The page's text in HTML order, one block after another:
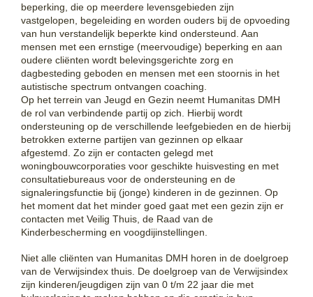
beperking, die op meerdere levensgebieden zijn
vastgelopen, begeleiding en worden ouders bij de opvoeding
van hun verstandelijk beperkte kind ondersteund. Aan
mensen met een ernstige (meervoudige) beperking en aan
oudere cliënten wordt belevingsgerichte zorg en
dagbesteding geboden en mensen met een stoornis in het
autistische spectrum ontvangen coaching.
Op het terrein van Jeugd en Gezin neemt Humanitas DMH
de rol van verbindende partij op zich. Hierbij wordt
ondersteuning op de verschillende leefgebieden en de hierbij
betrokken externe partijen van gezinnen op elkaar
afgestemd. Zo zijn er contacten gelegd met
woningbouwcorporaties voor geschikte huisvesting en met
consultatiebureaus voor de ondersteuning en de
signaleringsfunctie bij (jonge) kinderen in de gezinnen. Op
het moment dat het minder goed gaat met een gezin zijn er
contacten met Veilig Thuis, de Raad van de
Kinderbescherming en voogdijinstellingen.
Niet alle cliënten van Humanitas DMH horen in de doelgroep
van de Verwijsindex thuis. De doelgroep van de Verwijsindex
zijn kinderen/jeugdigen zijn van 0 t/m 22 jaar die met